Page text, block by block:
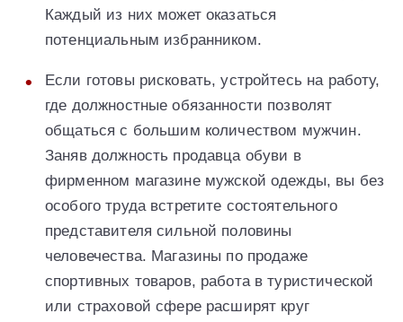
Каждый из них может оказаться
потенциальным избранником.
Если готовы рисковать, устройтесь на работу,
где должностные обязанности позволят
общаться с большим количеством мужчин.
Заняв должность продавца обуви в
фирменном магазине мужской одежды, вы без
особого труда встретите состоятельного
представителя сильной половины
человечества. Магазины по продаже
спортивных товаров, работа в туристической
или страховой сфере расширят круг